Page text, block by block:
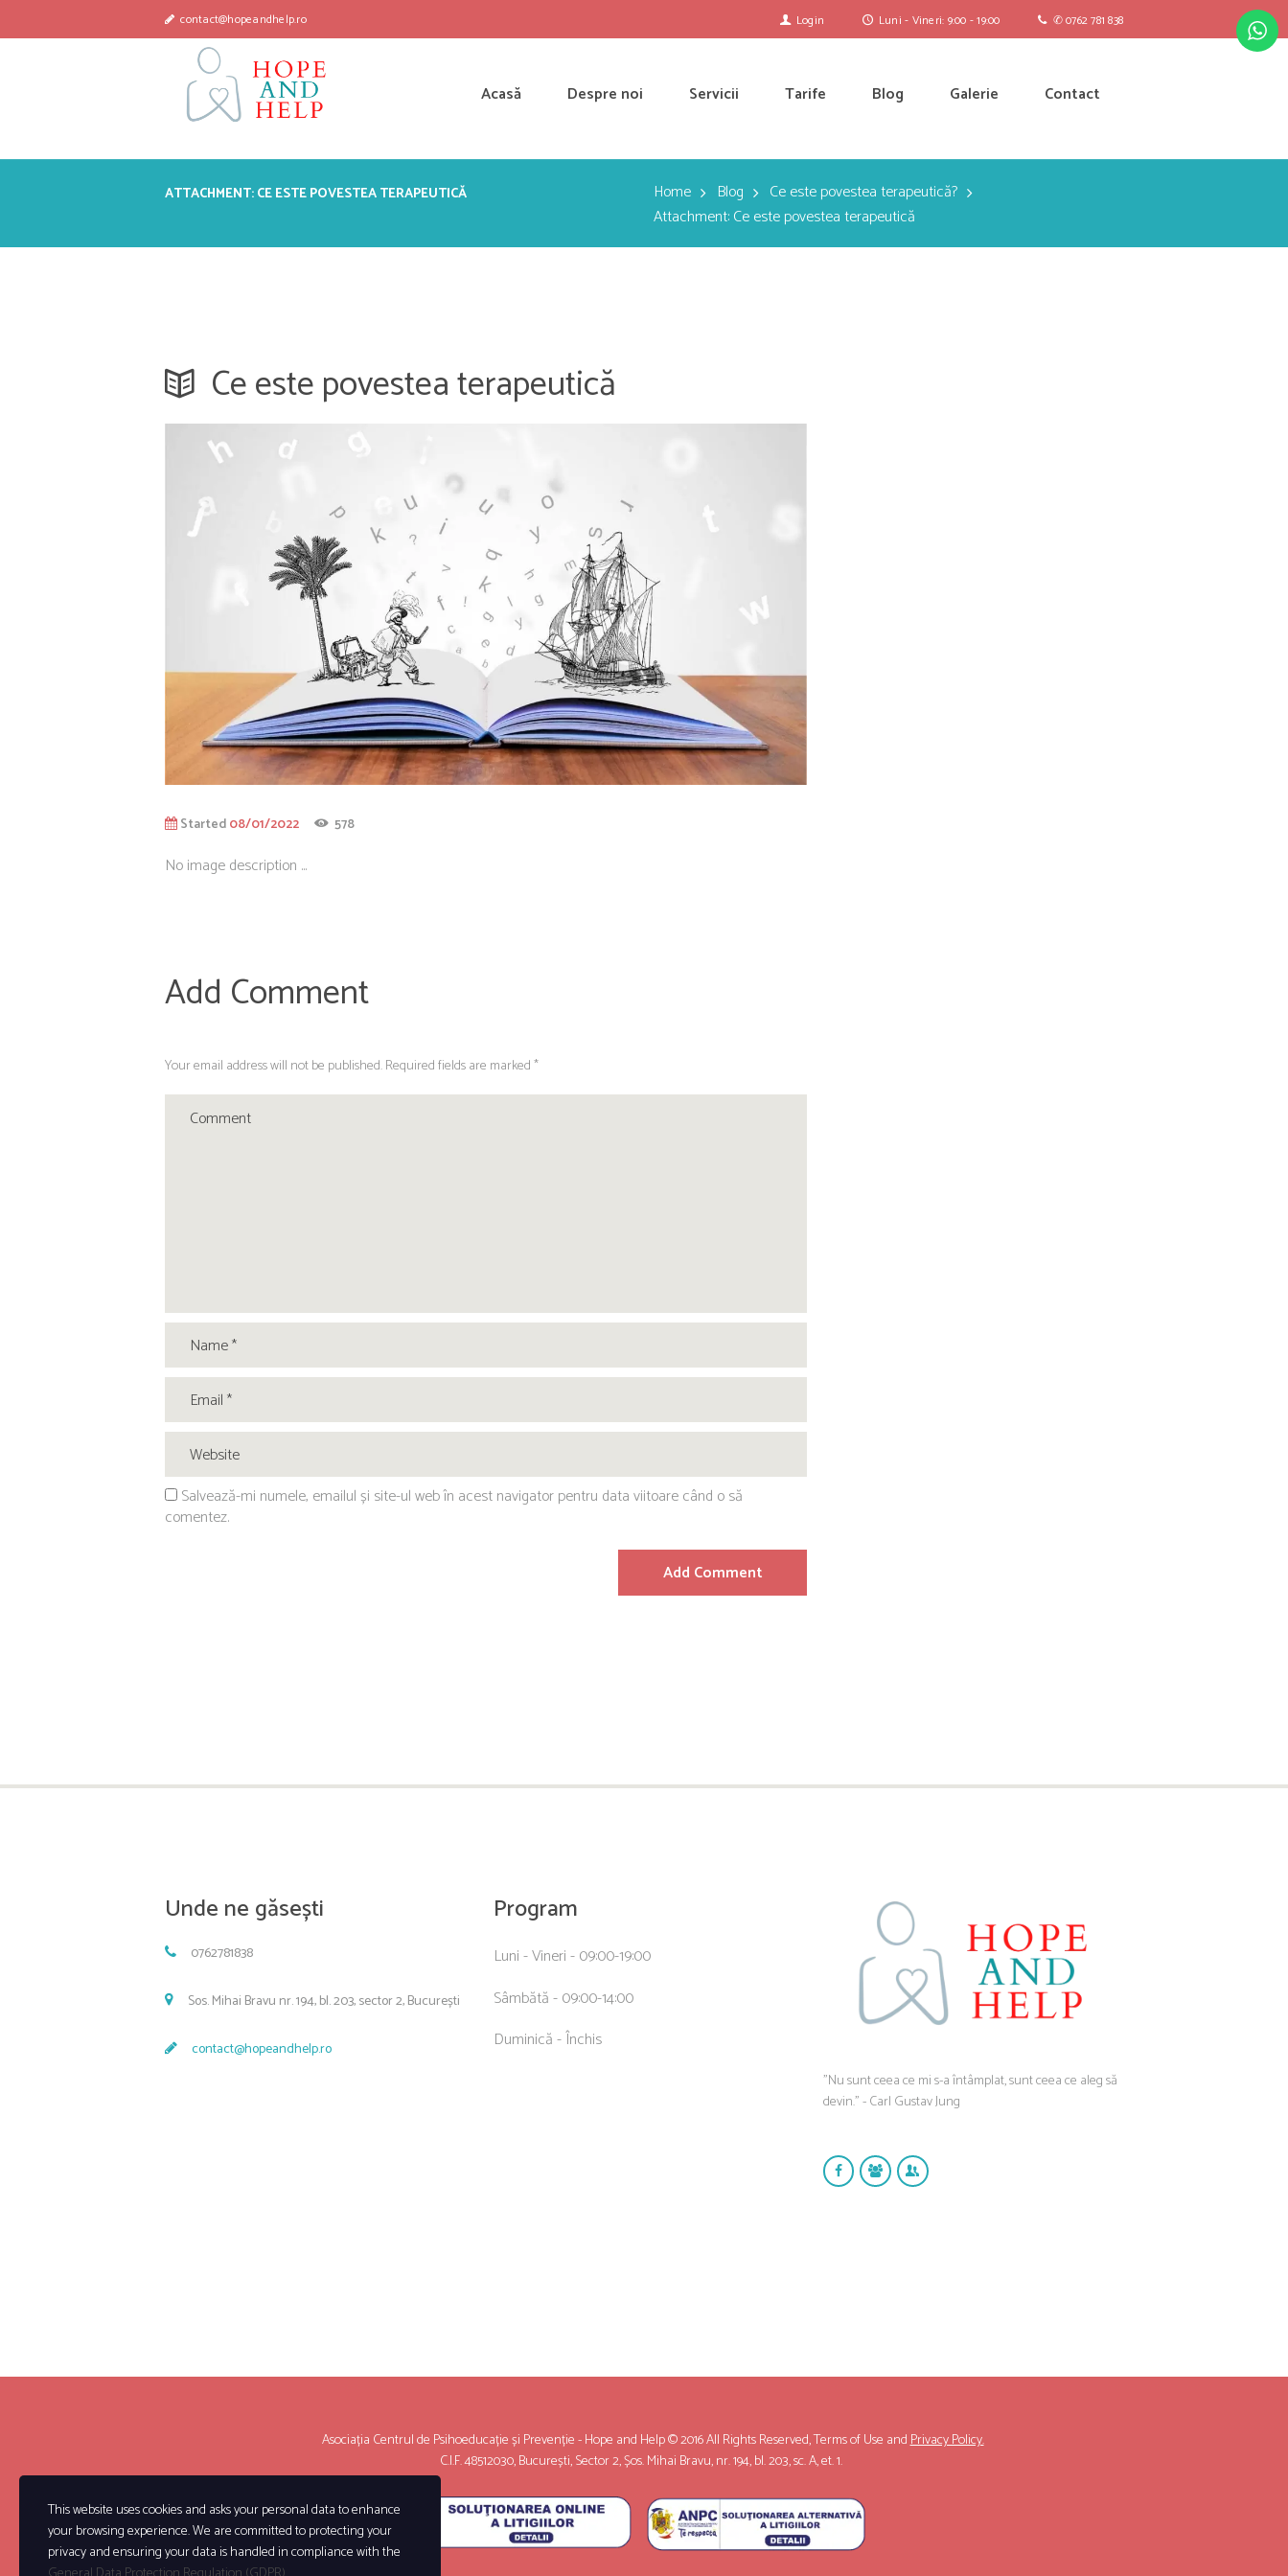
✆ 0762 781 838
Luni - Vineri: 9:00 - 19:00
contact@hopeandhelp.ro Login
Acasă Despre noi Servicii Tarife Blog Galerie Contact
ATTACHMENT: CE ESTE POVESTEA TERAPEUTICĂ Home Blog
Ce este povestea terapeutică?
Attachment: Ce este povestea terapeutică
Ce este povestea terapeutică
Started08/01/2022 578
No image description ...
Add Comment
Your email address will not be published. Required fields are marked *
Salvează-mi numele, emailul și site-ul web în acest navigator pentru data viitoare când o să
comentez.
Unde ne găsești
0762781838
Sos. Mihai Bravu nr. 194, bl. 203, sector 2, București
contact@hopeandhelp.ro
Program
Luni - Vineri - 09:00-19:00
Sâmbătă - 09:00-14:00
Duminică - Închis
”Nu sunt ceea ce mi s-a întâmplat, sunt ceea ce aleg să
devin.” - Carl Gustav Jung
Asociația Centrul de Psihoeducație și Prevenție - Hope and Help © 2016 All Rights Reserved,Terms of Use andPrivacy Policy.
C.I.F. 48512030, București, Sector 2, Șos. Mihai Bravu, nr. 194, bl. 203, sc. A, et. 1.
This website uses cookies and asks your personal data to enhance
your browsing experience. We are committed to protecting your
privacy and ensuring your data is handled in compliance with the